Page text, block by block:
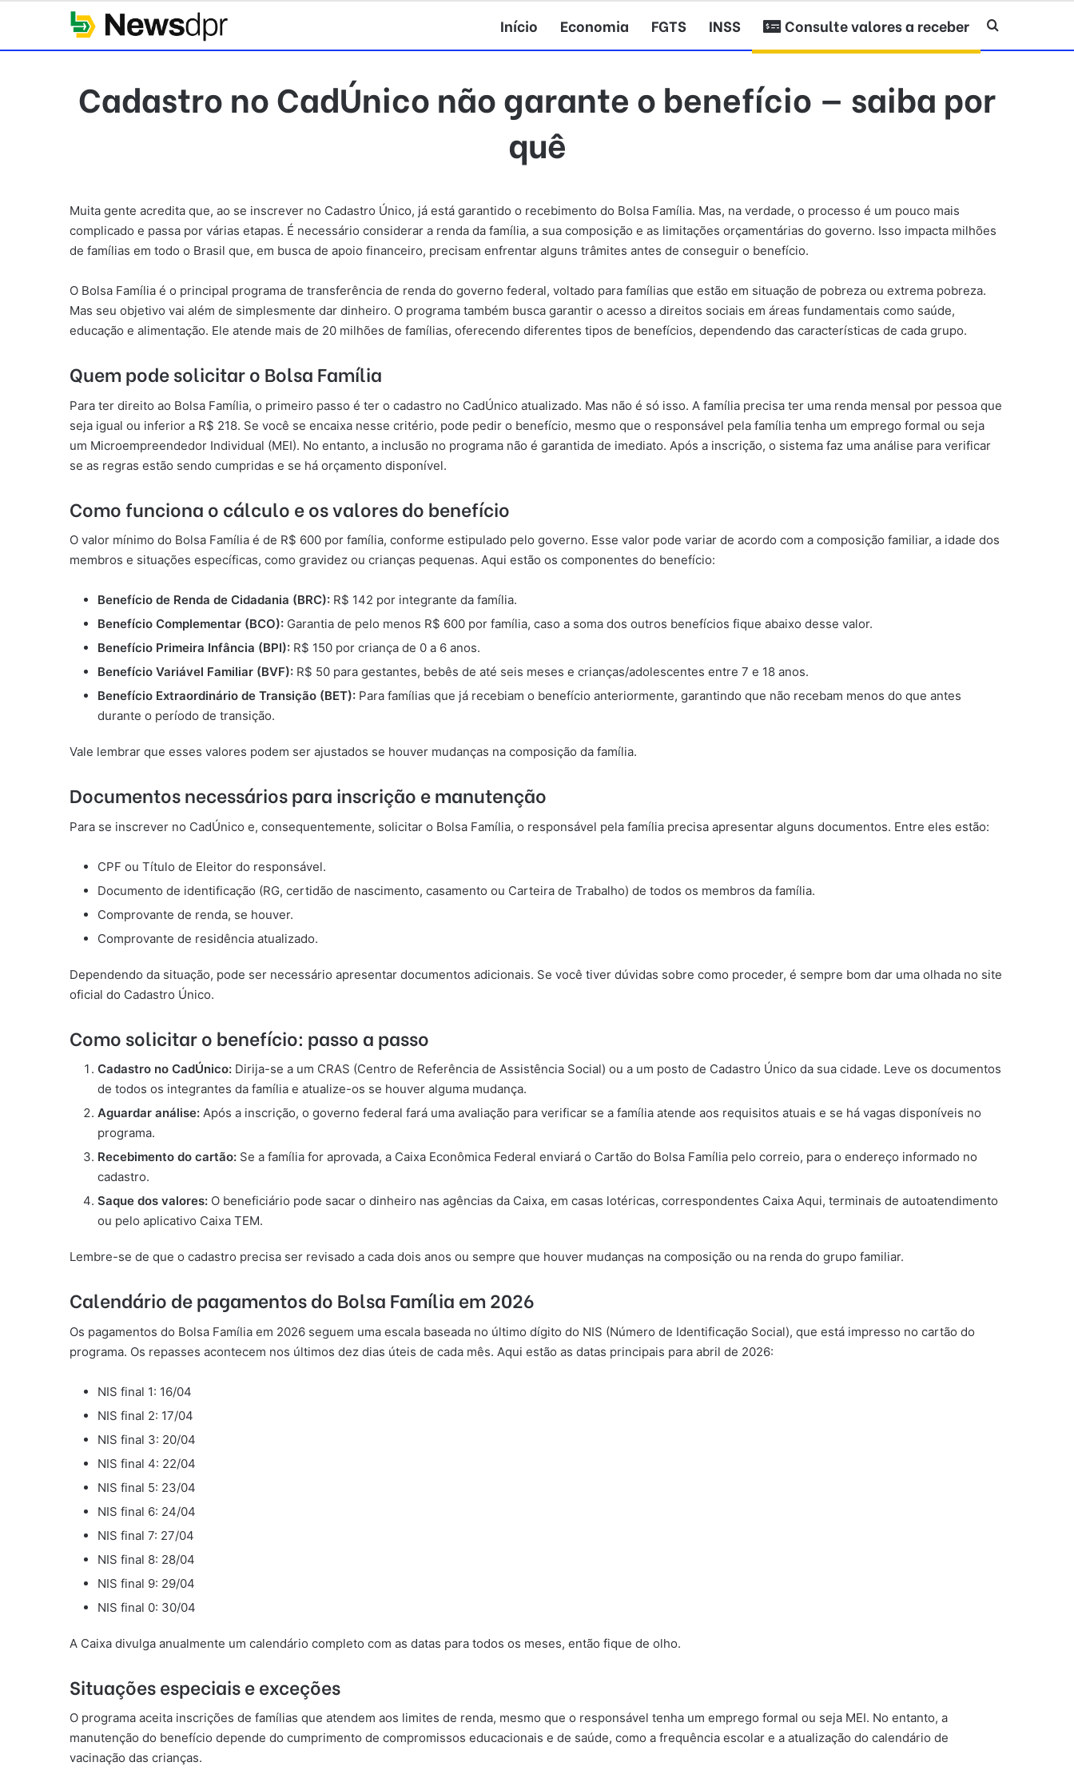
Início Economia FGTS INSS Consulte valores a receber Procurar por
Cadastro no CadÚnico não garante o benefício — saiba por
quê
Muita gente acredita que, ao se inscrever no Cadastro Único, já está garantido o recebimento do Bolsa Família. Mas, na verdade, o processo é um pouco mais
complicado e passa por várias etapas. É necessário considerar a renda da família, a sua composição e as limitações orçamentárias do governo. Isso impacta milhões
de famílias em todo o Brasil que, em busca de apoio financeiro, precisam enfrentar alguns trâmites antes de conseguir o benefício.
O Bolsa Família é o principal programa de transferência de renda do governo federal, voltado para famílias que estão em situação de pobreza ou extrema pobreza.
Mas seu objetivo vai além de simplesmente dar dinheiro. O programa também busca garantir o acesso a direitos sociais em áreas fundamentais como saúde,
educação e alimentação. Ele atende mais de 20 milhões de famílias, oferecendo diferentes tipos de benefícios, dependendo das características de cada grupo.
Quem pode solicitar o Bolsa Família
Para ter direito ao Bolsa Família, o primeiro passo é ter o cadastro no CadÚnico atualizado. Mas não é só isso. A família precisa ter uma renda mensal por pessoa que
seja igual ou inferior a R$ 218. Se você se encaixa nesse critério, pode pedir o benefício, mesmo que o responsável pela família tenha um emprego formal ou seja
um Microempreendedor Individual (MEI). No entanto, a inclusão no programa não é garantida de imediato. Após a inscrição, o sistema faz uma análise para verificar
se as regras estão sendo cumpridas e se há orçamento disponível.
Como funciona o cálculo e os valores do benefício
O valor mínimo do Bolsa Família é de R$ 600 por família, conforme estipulado pelo governo. Esse valor pode variar de acordo com a composição familiar, a idade dos
membros e situações específicas, como gravidez ou crianças pequenas. Aqui estão os componentes do benefício:
Benefício de Renda de Cidadania (BRC): R$ 142 por integrante da família.
Benefício Complementar (BCO): Garantia de pelo menos R$ 600 por família, caso a soma dos outros benefícios fique abaixo desse valor.
Benefício Primeira Infância (BPI): R$ 150 por criança de 0 a 6 anos.
Benefício Variável Familiar (BVF): R$ 50 para gestantes, bebês de até seis meses e crianças/adolescentes entre 7 e 18 anos.
Benefício Extraordinário de Transição (BET): Para famílias que já recebiam o benefício anteriormente, garantindo que não recebam menos do que antes
durante o período de transição.
Vale lembrar que esses valores podem ser ajustados se houver mudanças na composição da família.
Documentos necessários para inscrição e manutenção
Para se inscrever no CadÚnico e, consequentemente, solicitar o Bolsa Família, o responsável pela família precisa apresentar alguns documentos. Entre eles estão:
CPF ou Título de Eleitor do responsável.
Documento de identificação (RG, certidão de nascimento, casamento ou Carteira de Trabalho) de todos os membros da família.
Comprovante de renda, se houver.
Comprovante de residência atualizado.
Dependendo da situação, pode ser necessário apresentar documentos adicionais. Se você tiver dúvidas sobre como proceder, é sempre bom dar uma olhada no site
oficial do Cadastro Único.
Como solicitar o benefício: passo a passo
Cadastro no CadÚnico: Dirija-se a um CRAS (Centro de Referência de Assistência Social) ou a um posto de Cadastro Único da sua cidade. Leve os documentos
de todos os integrantes da família e atualize-os se houver alguma mudança.
Aguardar análise: Após a inscrição, o governo federal fará uma avaliação para verificar se a família atende aos requisitos atuais e se há vagas disponíveis no
programa.
Recebimento do cartão: Se a família for aprovada, a Caixa Econômica Federal enviará o Cartão do Bolsa Família pelo correio, para o endereço informado no
cadastro.
Saque dos valores: O beneficiário pode sacar o dinheiro nas agências da Caixa, em casas lotéricas, correspondentes Caixa Aqui, terminais de autoatendimento
ou pelo aplicativo Caixa TEM.
Lembre-se de que o cadastro precisa ser revisado a cada dois anos ou sempre que houver mudanças na composição ou na renda do grupo familiar.
Calendário de pagamentos do Bolsa Família em 2026
Os pagamentos do Bolsa Família em 2026 seguem uma escala baseada no último dígito do NIS (Número de Identificação Social), que está impresso no cartão do
programa. Os repasses acontecem nos últimos dez dias úteis de cada mês. Aqui estão as datas principais para abril de 2026:
NIS final 1: 16/04
NIS final 2: 17/04
NIS final 3: 20/04
NIS final 4: 22/04
NIS final 5: 23/04
NIS final 6: 24/04
NIS final 7: 27/04
NIS final 8: 28/04
NIS final 9: 29/04
NIS final 0: 30/04
A Caixa divulga anualmente um calendário completo com as datas para todos os meses, então fique de olho.
Situações especiais e exceções
O programa aceita inscrições de famílias que atendem aos limites de renda, mesmo que o responsável tenha um emprego formal ou seja MEI. No entanto, a
manutenção do benefício depende do cumprimento de compromissos educacionais e de saúde, como a frequência escolar e a atualização do calendário de
vacinação das crianças.